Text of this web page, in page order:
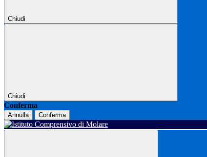
Chiudi
Chiudi
Conferma
Annulla Conferma